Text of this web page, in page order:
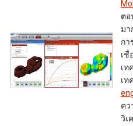
ตอ
มา
กา
เชื่
เท
เท
คว
วิเ